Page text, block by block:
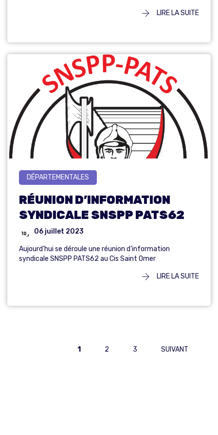
LIRE LA SUITE
DÉPARTEMENTALES
RÉUNION D’INFORMATION
SYNDICALE SNSPP PATS62
06 juillet 2023
Aujourd’hui se déroule une réunion d’information
syndicale SNSPP PATS62 au Cis Saint Omer
LIRE LA SUITE
PAGINATION
1 2 3 SUIVANT